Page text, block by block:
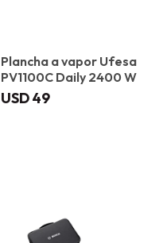
Plancha a vapor Ufesa
PV1100C Daily 2400 W
USD49